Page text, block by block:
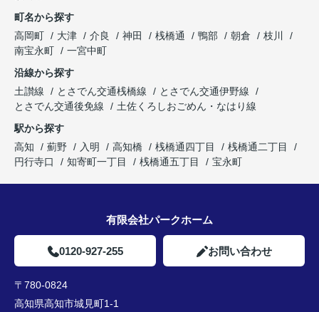
町名から探す
高岡町
大津 介良 神田 桟橋通 鴨部 朝倉
枝川
南宝永町
一宮中町
沿線から探す
土讃線
とさでん交通桟橋線
とさでん交通伊野線
とさでん交通後免線
土佐くろしおごめん・なはり線
駅から探す
高知
薊野 入明 高知橋 桟橋通四丁目
桟橋通二丁目
円行寺口
知寄町一丁目 桟橋通五丁目 宝永町
有限会社パークホーム
0120-927-255 お問い合わせ
〒780-0824
高知県高知市城見町1-1